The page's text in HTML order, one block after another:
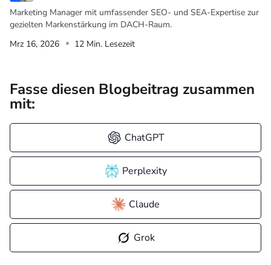
Marketing Manager mit umfassender SEO- und SEA-Expertise zur
gezielten Markenstärkung im DACH-Raum.
Mrz 16, 2026
12 Min. Lesezeit
Fasse diesen Blogbeitrag zusammen
mit:
ChatGPT
Perplexity
Claude
Grok